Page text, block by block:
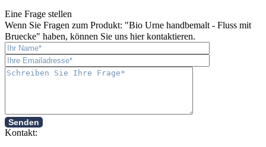
Eine Frage stellen
Wenn Sie Fragen zum Produkt: "Bio Urne handbemalt - Fluss mit
Bruecke" haben, können Sie uns hier kontaktieren.
Senden
Kontakt: